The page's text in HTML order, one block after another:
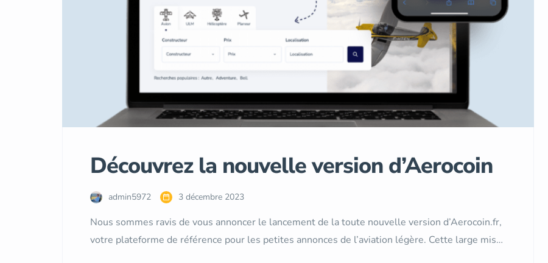
Découvrez la nouvelle version d’Aerocoin
admin5972 3 décembre 2023
Nous sommes ravis de vous annoncer le lancement de la toute nouvelle version d’Aerocoin.fr,
votre plateforme de référence pour les petites annonces de l’aviation légère. Cette large mise